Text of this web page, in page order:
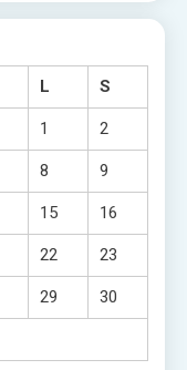
L S
1 2
8 9
15 16
22 23
29 30